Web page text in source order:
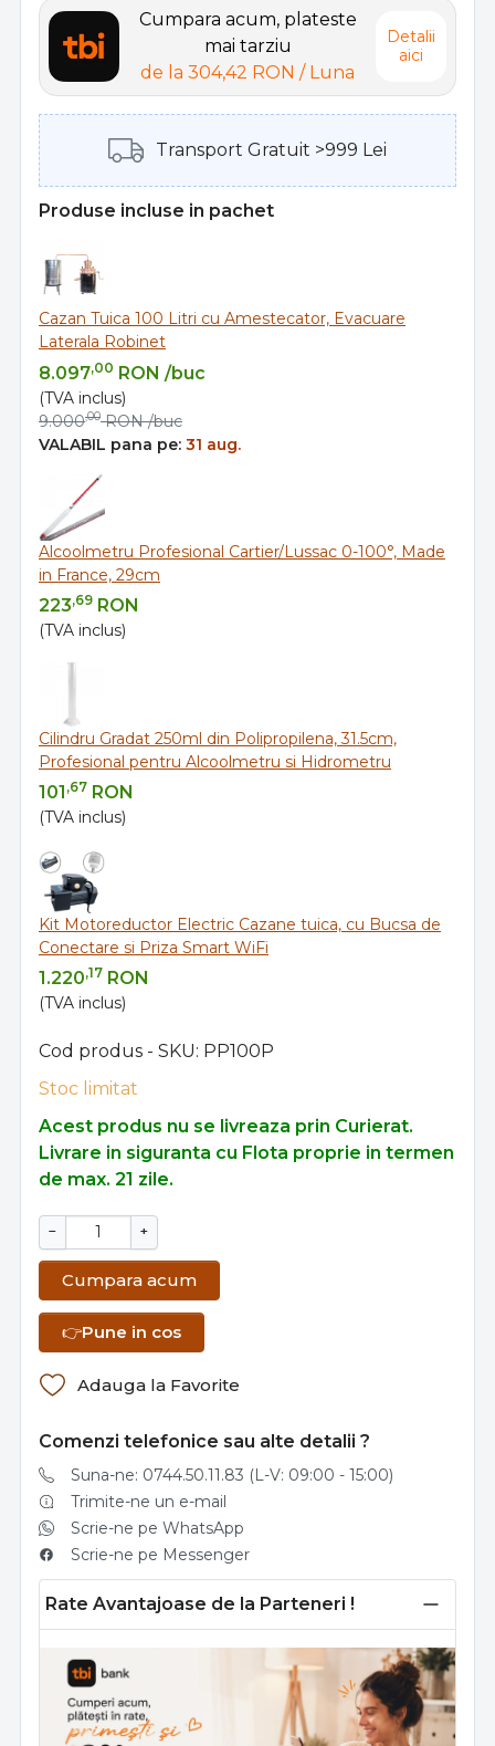
Cumpara acum, plateste
mai tarziu
de la 304,42 RON / Luna
Detalii
aici
Transport Gratuit >999 Lei
Produse incluse in pachet
Cazan Tuica 100 Litri cu Amestecator, Evacuare
Laterala Robinet
8.097,00 RON /buc
(TVA inclus)
9.000,00 RON /buc
VALABIL pana pe: 31 aug.
Alcoolmetru Profesional Cartier/Lussac 0-100°, Made
in France, 29cm
223,69 RON
(TVA inclus)
Cilindru Gradat 250ml din Polipropilena, 31.5cm,
Profesional pentru Alcoolmetru si Hidrometru
101 ,67 RON
(TVA inclus)
Kit Motoreductor Electric Cazane tuica, cu Bucsa de
Conectare si Priza Smart WiFi
1.220,17 RON
(TVA inclus)
Cod produs - SKU
PP100P
Stoc limitat
Acest produs nu se livreaza prin Curierat.
Livrare in siguranta cu Flota proprie in termen
de max. 21 zile.
− +
Cumpara acum
👉Pune in cos
Adauga la Favorite
Comenzi telefonice sau alte detalii ?
Suna-ne: 0744.50.11.83 (L-V: 09:00 - 15:00)
Trimite-ne un e-mail
Scrie-ne pe WhatsApp
Scrie-ne pe Messenger
Rate Avantajoase de la Parteneri !